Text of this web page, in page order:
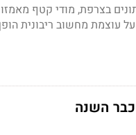
יורו למרכזי נתונים בצרפת, מודי קטף
ומגוגל 15 מיליארד. המרוץ על עוצמת מחשוב